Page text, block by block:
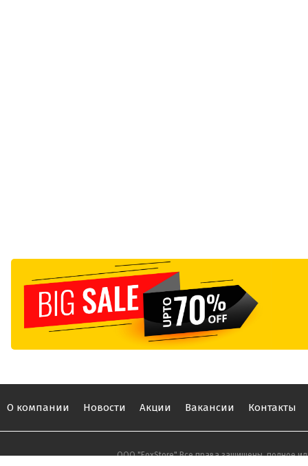
О компании Новости Акции Вакансии Контакты
ООО "FoxStore" Все права защищены, полное